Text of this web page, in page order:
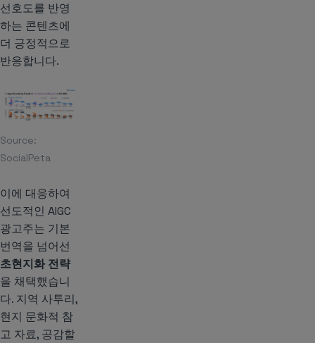
선호도를 반영
하는 콘텐츠에
더 긍정적으로
반응합니다.
Source:
SocialPeta
이에 대응하여
선도적인 AIGC
광고주는 기본
번역을 넘어선
초현지화 전략
을 채택했습니
다. 지역 사투리,
현지 문화적 참
고 자료, 공감할